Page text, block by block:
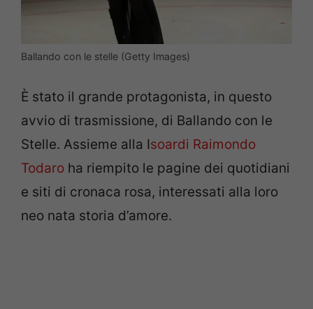
Ballando con le stelle (Getty Images)
È stato il grande protagonista, in questo
avvio di trasmissione, di Ballando con le
Stelle. Assieme alla Isoardi Raimondo
Todaro ha riempito le pagine dei quotidiani
e siti di cronaca rosa, interessati alla loro
neo nata storia d’amore.